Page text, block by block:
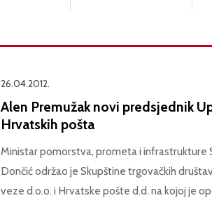
26.04.2012.
Alen Premužak novi predsjednik
Hrvatskih pošta
Ministar pomorstva, prometa i infrastrukture
Dončić održao je Skupštine trgovačkih
veze d.o.o. i Hrvatske pošte d.d. na kojoj je